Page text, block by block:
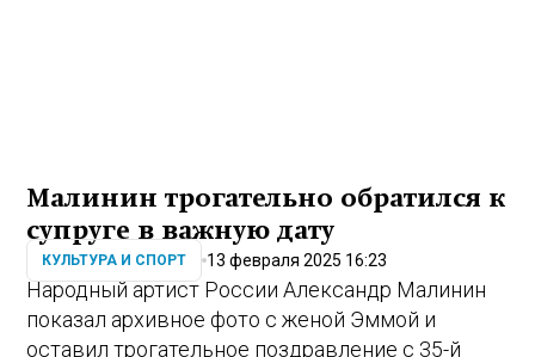
Малинин трогательно обратился к
супруге в важную дату
КУЛЬТУРА И СПОРТ 13 февраля 2025 16:23
Народный артист России Александр Малинин
показал архивное фото с женой Эммой и
оставил трогательное поздравление с 35-й